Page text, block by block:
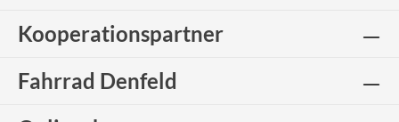
Kooperationspartner
Fahrrad Denfeld